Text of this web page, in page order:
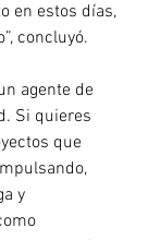
en estos días,
concluyó.
agente de
Si quieres
que
y